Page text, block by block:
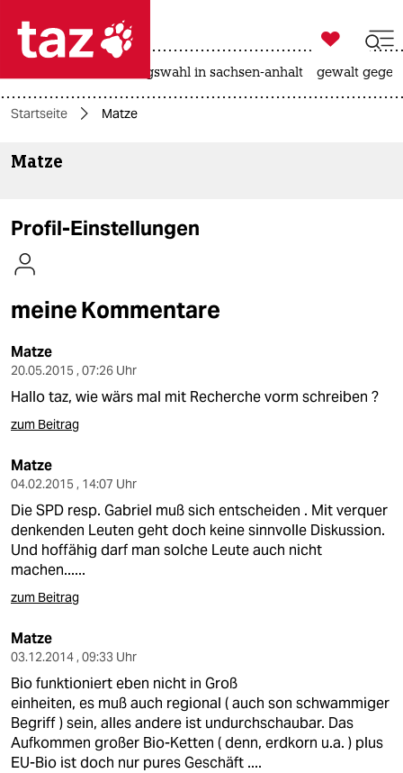

themen
kultur
sport
berlin
wahrheit
verlag
verlag
veranstaltungen
shop
fragen & hilfe
unterstützen
abo

taz zahl ich
landtagswahl in sachsen-anhalt gewalt
Startseite Matze
Matze
Profil-Einstellungen
meine Kommentare
Matze
20.05.2015 , 07:26 Uhr
Hallo taz, wie wärs mal mit Recherche vorm schreiben ?
zum Beitrag
Matze
04.02.2015 , 14:07 Uhr
Die SPD resp. Gabriel muß sich entscheiden . Mit verquer
denkenden Leuten geht doch keine sinnvolle Diskussion.
Und hoffähig darf man solche Leute auch nicht
machen......
zum Beitrag
Matze
03.12.2014 , 09:33 Uhr
Bio funktioniert eben nicht in Groß
einheiten, es muß auch regional ( auch son schwammiger
Begriff ) sein, alles andere ist undurchschaubar. Das
Aufkommen großer Bio-Ketten ( denn, erdkorn u.a. ) plus
EU-Bio ist doch nur pures Geschäft ....